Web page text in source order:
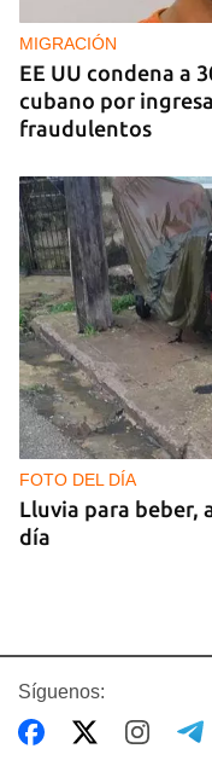
MIGRACIÓN
EE UU condena a
cubano por
fraudulentos
FOTO DEL DÍA
Lluvia para beber,
día
Síguenos: